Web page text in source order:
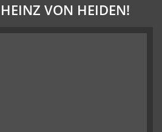
VON HEIDEN!